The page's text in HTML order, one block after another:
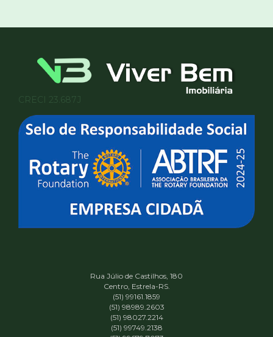
CRECI 23.687J
Rua Júlio de Castilhos, 180
Centro, Estrela-RS.
(51) 99161.1859
(51) 98989.2603
(51) 98027.2214
(51) 99749.2138